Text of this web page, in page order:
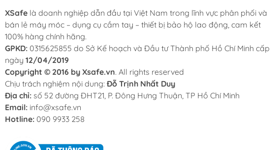
XSafe là doanh nghiệp dẫn đầu tại Việt Nam trong lĩnh vực phân phối và
bán lẻ máy móc – dụng cụ cầm tay – thiết bị bảo hộ lao động, cam kết
100% hàng chính hãng.
GPKD: 0315625855 do Sở Kế hoạch và Đầu tư Thành phố Hồ Chí Minh cấp
ngày 12/04/2019
Copyright © 2016 by Xsafe.vn. All rights reserved
Chịu trách nghiệm nội dung: Đỗ Trịnh Nhất Duy
Địa chỉ: số 52 đường ĐHT21, P. Đông Hưng Thuận, TP Hồ Chí Minh
Email: info@xsafe.vn
Hotline: 090 9933 258